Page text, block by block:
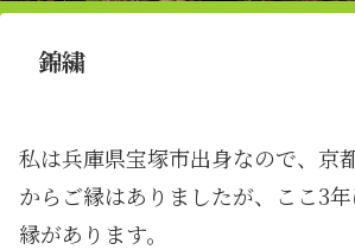
錦繍
私は兵庫県宝塚市出身なので、京
からご縁はありましたが、ここ3
縁があります。